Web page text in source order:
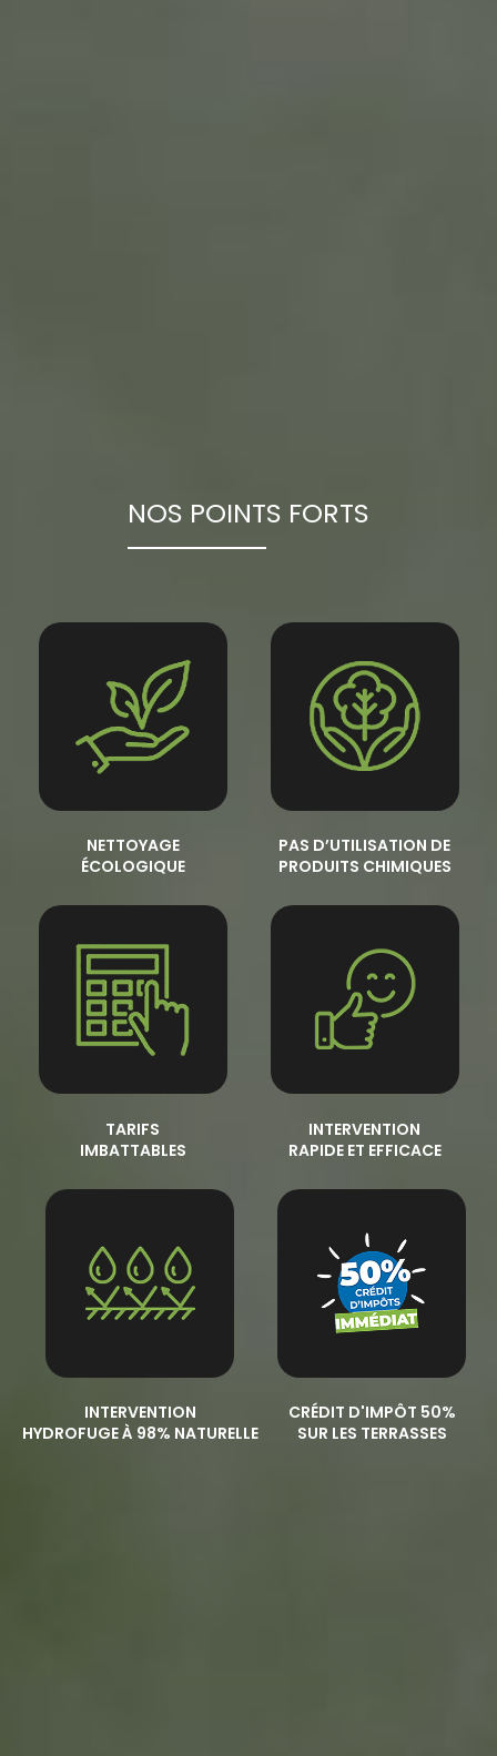
NOS POINTS FORTS
NETTOYAGE
ÉCOLOGIQUE
PAS D’UTILISATION DE
PRODUITS CHIMIQUES
TARIFS
IMBATTABLES
INTERVENTION
RAPIDE ET EFFICACE
INTERVENTION
HYDROFUGE À 98% NATURELLE
CRÉDIT D'IMPÔT 50%
SUR LES TERRASSES